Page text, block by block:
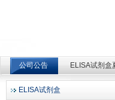
上海邦景实业有限公司
公司公告 ELISA试剂盒
ELISA试剂盒
ELISA试剂盒